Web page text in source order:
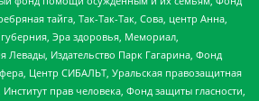
тайга, Так-Так-Так, Сова, центр Анна,
Эра здоровья, Мемориал,
Издательство Парк Гагарина, Фонд
Центр СИБАЛЬТ, Уральская правозащитная
прав человека, Фонд защиты гласности,